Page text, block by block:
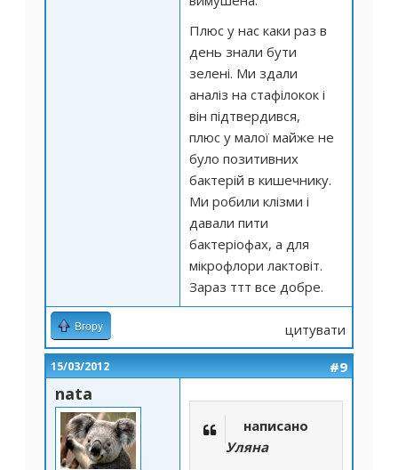
Плюс у нас каки раз в
день знали бути
зелені. Ми здали
аналіз на стафілокок і
він підтвердився,
плюс у малої майже не
було позитивних
бактерій в кишечнику.
Ми робили клізми і
давали пити
бактеріофах, а для
мікрофлори лактовіт.
Зараз ттт все добре.
Вгору цитувати
15/03/2012 #9
nata
написано
Уляна